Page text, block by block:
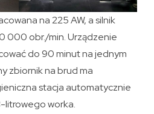
na 225 AW, a silnik
000 obr./min. Urządzenie
do 90 minut na jednym
zbiornik na brud ma
stacja automatycznie
litrowego worka.